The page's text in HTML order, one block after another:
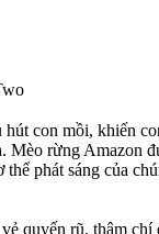
con mồi, khiến
Mèo rừng Amazon
phát sáng của
quyến rũ, thậm